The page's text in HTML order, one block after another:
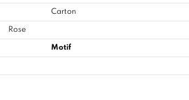
Carton
Rose
Motif